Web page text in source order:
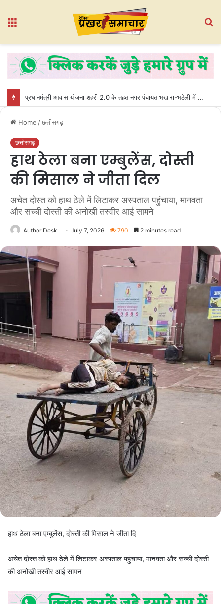
प्रधानमंत्री आवास योजना शहरी 2.0 के तहत नगर पंचायत भखारा-भठेली में हितग्राहियों को प्रदान किए गए अधिकार पत्र
Home /छत्तीसगढ़
छत्तीसगढ़
हाथ ठेला बना एम्बुलेंस, दोस्ती
की मिसाल ने जीता दिल
अचेत दोस्त को हाथ ठेले में लिटाकर अस्पताल पहुंचाया, मानवता
और सच्ची दोस्ती की अनोखी तस्वीर आई सामने
Author Desk July 7, 2026 790 2 minutes read
हाथ ठेला बना एम्बुलेंस, दोस्ती की मिसाल ने जीता दि
अचेत दोस्त को हाथ ठेले में लिटाकर अस्पताल पहुंचाया, मानवता और सच्ची दोस्ती
की अनोखी तस्वीर आई सामन